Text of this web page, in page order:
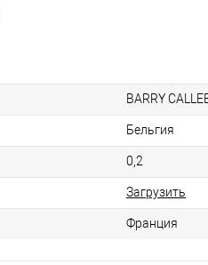
BARRY
Бельгия
0,2
Загрузить
Франция